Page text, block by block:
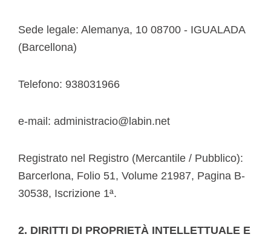
Sede legale: Alemanya, 10 08700 - IGUALADA
(Barcellona)
Telefono: 938031966
e-mail: administracio@labin.net
Registrato nel Registro (Mercantile / Pubblico):
Barcerlona, Folio 51, Volume 21987, Pagina B-
30538, Iscrizione 1ª.
2. DIRITTI DI PROPRIETÀ INTELLETTUALE E